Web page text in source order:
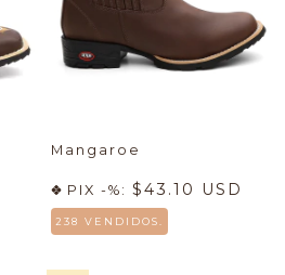
Mangaroe
PIX -%: $43.10 USD
238 VENDIDOS.